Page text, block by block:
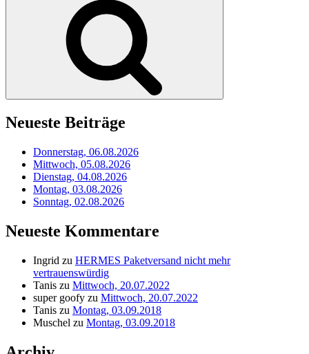
Neueste Beiträge
Donnerstag, 06.08.2026
Mittwoch, 05.08.2026
Dienstag, 04.08.2026
Montag, 03.08.2026
Sonntag, 02.08.2026
Neueste Kommentare
Ingrid zu HERMES Paketversand nicht mehr
vertrauenswürdig
Tanis zu Mittwoch, 20.07.2022
super goofy zu Mittwoch, 20.07.2022
Tanis zu Montag, 03.09.2018
Muschel zu Montag, 03.09.2018